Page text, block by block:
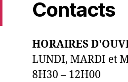
Contacts
HORAIRES
LUNDI, MARDI et
8H30 – 12H00